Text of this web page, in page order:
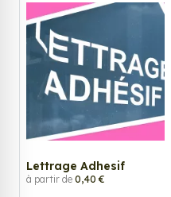
Lettrage Adhesif
à partir de 0,40 €